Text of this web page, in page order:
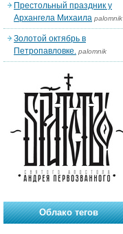
Престольный праздник у
Архангела Михаила palomnik
Золотой октябрь в
Петропавловке. palomnik
Облако тегов